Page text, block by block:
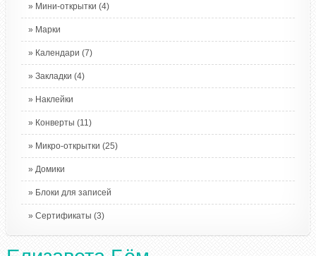
Мини-открытки (4)
Марки
Календари (7)
Закладки (4)
Наклейки
Конверты (11)
Микро-открытки (25)
Домики
Блоки для записей
Сертификаты (3)